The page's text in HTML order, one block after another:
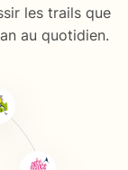
les trails que
au quotidien.